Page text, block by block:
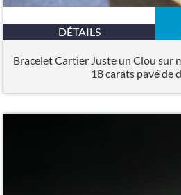
DÉTAILS
Bracelet Cartier Juste un Clou sur
18 carats pavé de